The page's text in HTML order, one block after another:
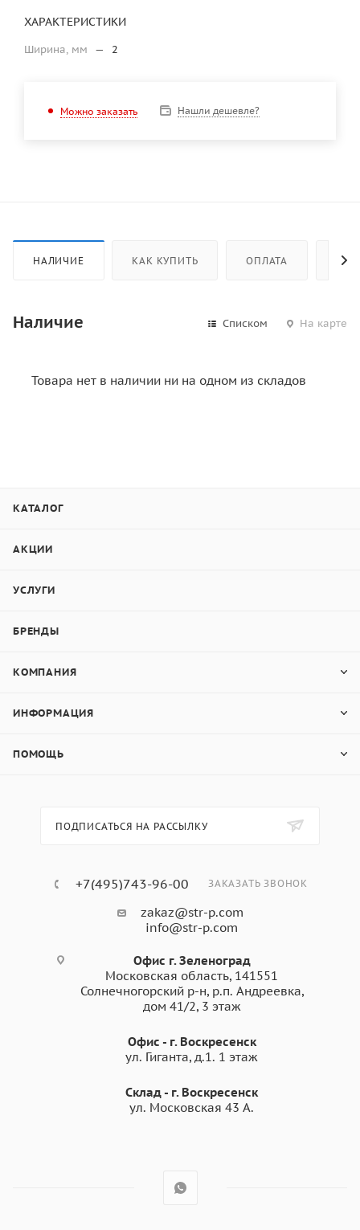
ХАРАКТЕРИСТИКИ
Ширина, мм — 2
Можно заказать Нашли дешевле?
НАЛИЧИЕ КАК КУПИТЬ ОПЛАТА
Наличие Списком На карте
Товара нет в наличии ни на одном из складов
КАТАЛОГ
АКЦИИ
УСЛУГИ
БРЕНДЫ
КОМПАНИЯ
ИНФОРМАЦИЯ
ПОМОЩЬ
ПОДПИСАТЬСЯ НА РАССЫЛКУ
+7(495)743-96-00 ЗАКАЗАТЬ ЗВОНОК
zakaz@str-p.com
info@str-p.com
Офис г. Зеленоград
Московская область, 141551
Солнечногорский р-н, р.п. Андреевка,
дом 41/2, 3 этаж
Офис - г. Воскресенск
ул. Гиганта, д.1. 1 этаж
Склад - г. Воскресенск
ул. Московская 43 А.